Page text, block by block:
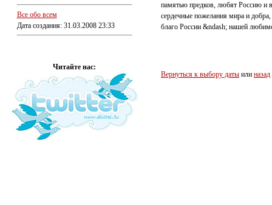
Все обо всем
Дата создания: 31.03.2008 23:33
Читайте нас:
памятью предков, любят Россию и
сердечные пожелания мира и
благо России &ndash; нашей
Вернуться к выбору даты или назад